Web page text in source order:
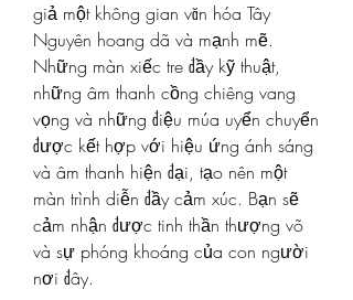
giả một không gian văn hóa Tây
Nguyên hoang dã và mạnh mẽ.
Những màn xiếc tre đầy kỹ thuật,
những âm thanh cồng chiêng vang
vọng và những điệu múa uyển chuyển
được kết hợp với hiệu ứng ánh sáng
và âm thanh hiện đại, tạo nên một
màn trình diễn đầy cảm xúc. Bạn sẽ
cảm nhận được tinh thần thượng võ
và sự phóng khoáng của con người
nơi đây.